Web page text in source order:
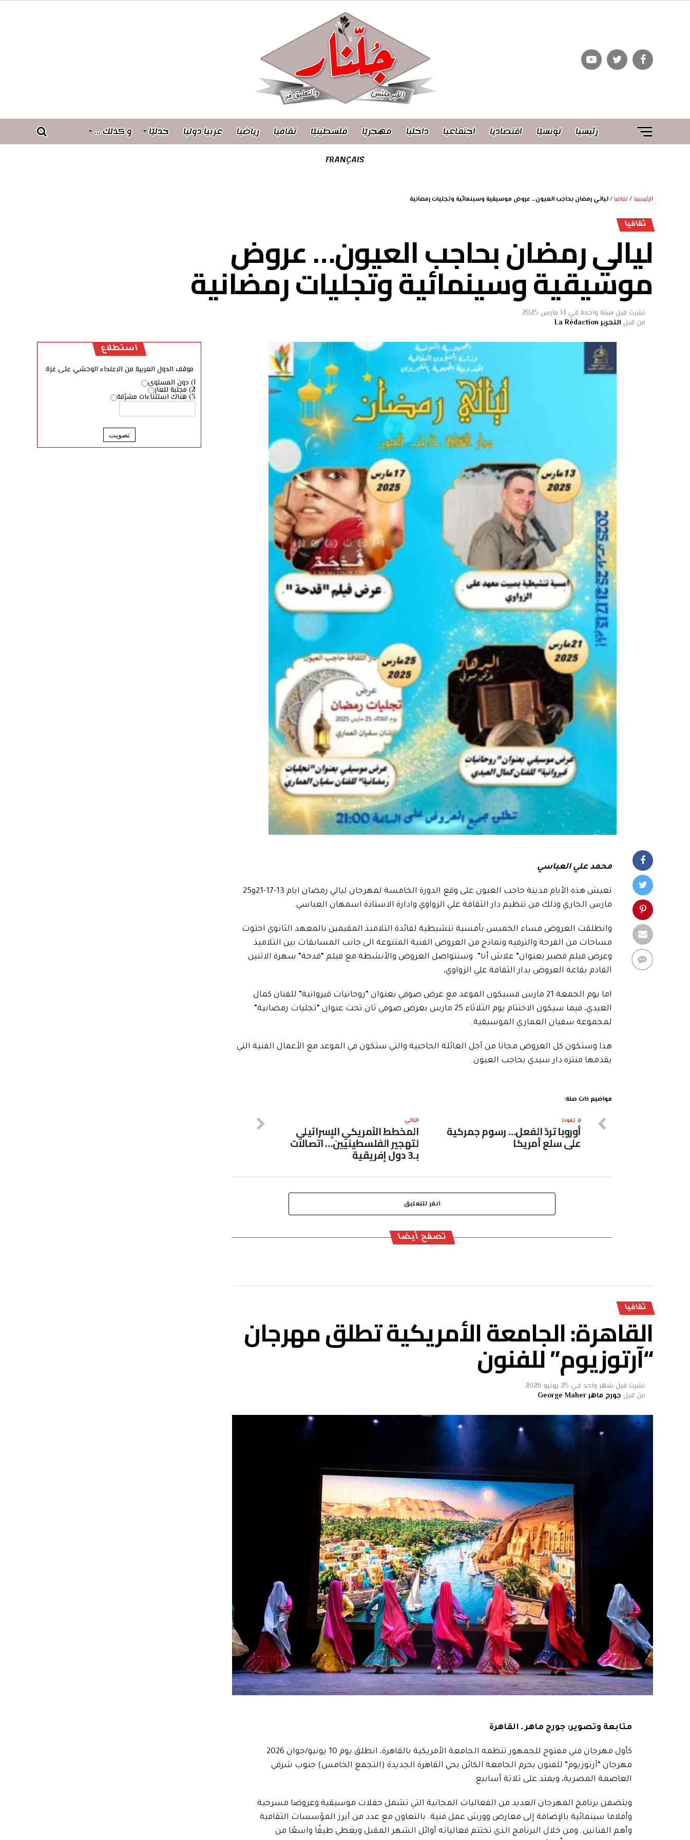
رئيسيا تونسيّا اقتصاديا اجتماعيا داخليا مهجريّا فلسطينيّا ثقافيا رياضيا عربيا دوليا جدليّا
و كذلك …
FRANÇAIS
الرئيسية /ثقافيا/ليالي رمضان بحاجب العيون… عروض موسيقية وسينمائية وتجليات رمضانية
ثقافيا
ليالي رمضان بحاجب العيون… عروض
موسيقية وسينمائية وتجليات رمضانية
نشرت قبل سنة واحدة في 14 مارس 2025
من قبل التحرير La Rédaction
محمد علي العباسي
تعيش هذه الأيام مدينة حاجب العيون على وقع الدورة الخامسة لمهرجان ليالي رمضان ايام 13-17-21و25
مارس الجاري وذلك من تنظيم دار الثقافة علي الزواوي وادارة الاستاذة اسمهان العباسي.
وانطلقت العروض مساء الخميس بأمسية تنشيطية لفائدة التلاميذ المقيمين بالمعهد الثانوي احتوت
مساحات من الفرحة والترفيه ونماذج من العروض الفنية المتنوعة الى جانب المسابقات بين التلاميذ
وعرض فيلم قصير بعنوان” علاش أنا”. وستتواصل العروض والأنشطة مع فيلم “قدحة” سهرة الاثنين
القادم بقاعة العروض بدار الثقافة علي الزواوي،
اما يوم الجمعة 21 مارس فسيكون الموعد مع عرض صوفي بعنوان “روحانيات قيروانية” للفنان كمال
العيدي، فيما سيكون الاختتام يوم الثلاثاء 25 مارس بعرض صوفي ثان تحت عنوان “تجليات رمضانية”
لمجموعة سفيان العماري الموسيقية.
هذا وستكون كل العروض مجانا من أجل العائلة الحاجبية والتي ستكون في الموعد مع الأعمال الفنية التي
يقدمها منتزه دار سيدي بحاجب العيون.
مواضيع ذات صلة:
التالي
المخطط الأمريكي الإسرائيلي
لتهجير الفلسطينيين… اتصالات
بـ3 دول إفريقية
لا تفوت
أوروبا تردّ الفعل… رسوم جمركية
على سلع أمريكا
انقر للتعليق
تصفح أيضا
ثقافيا
القاهرة: الجامعة الأمريكية تطلق مهرجان
“آرتوزيوم” للفنون
نشرت قبل شهر واحد في 25 يونيو 2026
من قبل جورج ماهر George Maher
متابعة وتصوير: جورج ماهر ـ القاهرة
كأول مهرجان فني مفتوح للجمهور تنظمه الجامعة الأمريكية بالقاهرة، انطلق يوم 10 يونيو/جوان 2026
مهرجان “آرتوزيوم” للفنون بحرم الجامعة الكائن بحي القاهرة الجديدة (التجمع الخامس) جنوب شرقي
العاصمة المصرية، ويمتد على ثلاثة أسابيع.
ويتضمن برنامج المهرجان العديد من الفعاليات المجانية التي تشمل حفلات موسيقية وعروضا مسرحية
وأفلاما سينمائية بالإضافة إلى معارض وورش عمل فنية. بالتعاون مع عدد من أبرز المؤسسات الثقافية
وأهم الفنانين. ومن خلال البرنامج الذي تختتم فعالياته أوائل الشهر المقبل ويغطي طيفًا واسعًا من
استطلاع
موقف الدول العربية من الاعتداء الوحشي على غزة:
1) دون المستوى
2) مجلبة للعار
3) هناك استثناءات مشرّفة
تصويت